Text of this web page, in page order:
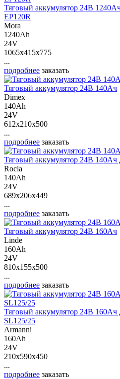
Тяговый аккумулятор 24В
EP120R
Mora
1240Ah
24V
1065x415x775
...
подробнее заказать
Тяговый аккумулятор 24В 140Ач
Dimex
140Ah
24V
612x210x500
...
подробнее заказать
Тяговый аккумулятор 24В 140Ач
Rocla
140Ah
24V
689x206x449
...
подробнее заказать
Тяговый аккумулятор 24В 160Ач
Linde
160Ah
24V
810x155x500
...
подробнее заказать
Тяговый аккумулятор 24В 160Ач
SL125/25
Armanni
160Ah
24V
210x590x450
...
подробнее заказать